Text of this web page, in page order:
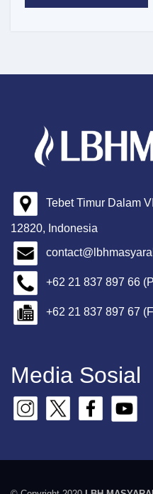
Tebet Timur Dalam
12820, Indonesia
+62 21 837 897 66
+62 21 837 897 67
Media Sosial